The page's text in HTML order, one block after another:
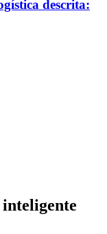
descrita: